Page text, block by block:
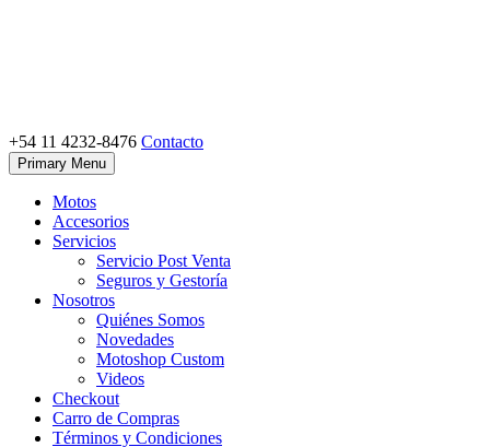
Motoshop Ezeiza
Motos y Accesorios
+54 11 4232-8476 Contacto
Primary Menu
Motos
Accesorios
Servicios
Servicio Post Venta
Seguros y Gestoría
Nosotros
Quiénes Somos
Novedades
Motoshop Custom
Videos
Checkout
Carro de Compras
Términos y Condiciones